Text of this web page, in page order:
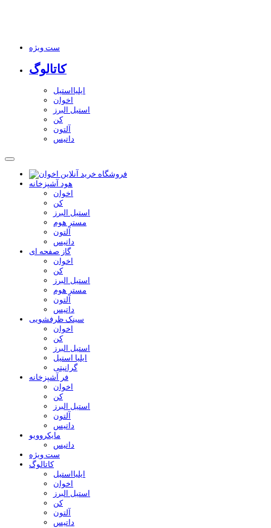
ست ویژه
کاتالوگ
ایلیااستیل
اخوان
استیل البرز
کن
آلتون
داتیس
هود آشپزخانه
اخوان
کن
استیل البرز
مستر هوم
آلتون
داتیس
گاز صفحه ای
اخوان
کن
استیل البرز
مستر هوم
آلتون
داتیس
سینک ظرفشویی
اخوان
کن
استیل البرز
ایلیا استیل
گرانیتی
فر آشپزخانه
اخوان
کن
استیل البرز
آلتون
داتیس
مایکروویو
داتیس
ست ویژه
کاتالوگ
ایلیااستیل
اخوان
استیل البرز
کن
آلتون
داتیس